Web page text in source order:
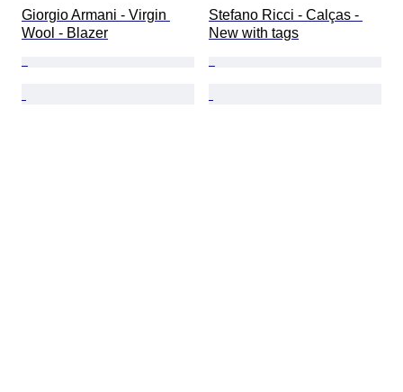
Giorgio Armani - Virgin
Wool - Blazer
Stefano Ricci - Calças -
New with tags